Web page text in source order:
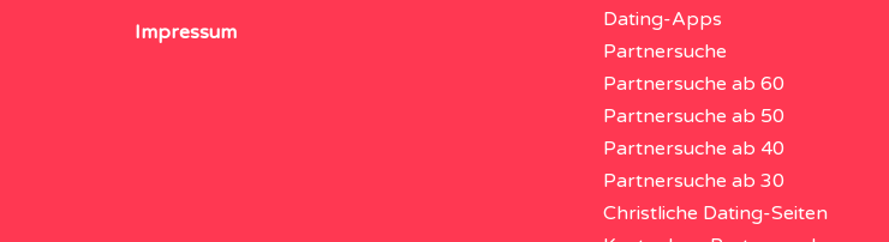
Impressum
Dating-Apps
Partnersuche
Partnersuche ab 60
Partnersuche ab 50
Partnersuche ab 40
Partnersuche ab 30
Christliche Dating-Seiten